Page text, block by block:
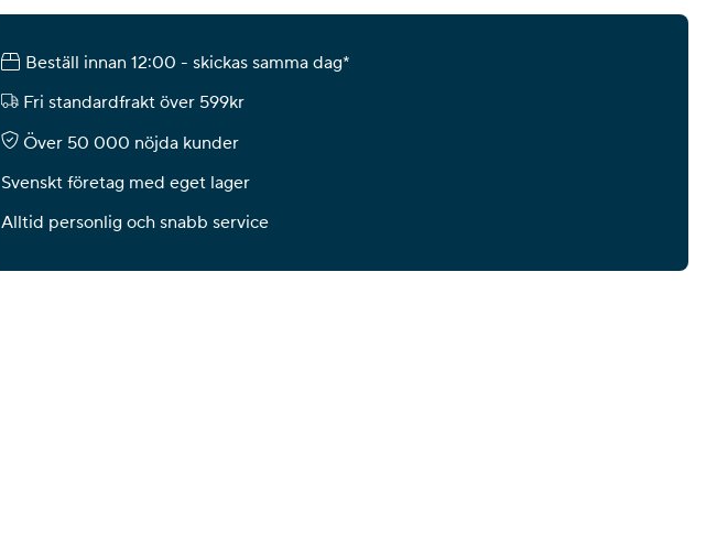
Beställ innan 12:00 - skickas samma dag*
Fri standardfrakt över 599kr
Över 50 000 nöjda kunder
Svenskt företag med eget lager
Alltid personlig och snabb service